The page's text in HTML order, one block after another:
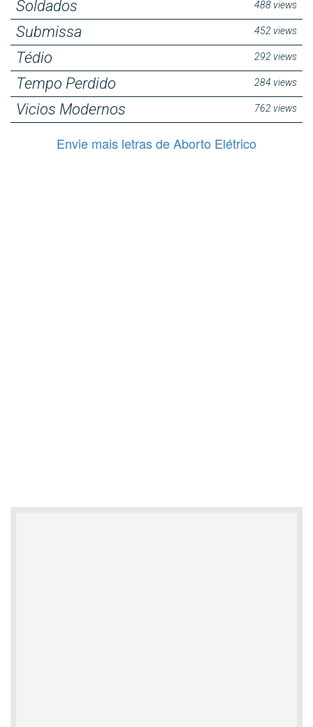
Soldados 488 views
Submissa 452 views
Tédio 292 views
Tempo Perdido 284 views
Vicios Modernos 762 views
Envie mais letras de Aborto Elétrico